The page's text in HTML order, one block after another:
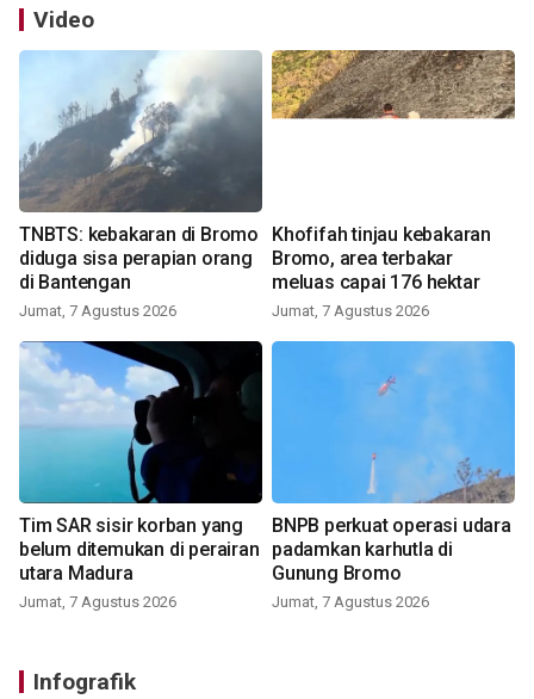
Video
TNBTS: kebakaran di Bromo
diduga sisa perapian orang
di Bantengan
Jumat, 7 Agustus 2026
Khofifah tinjau kebakaran
Bromo, area terbakar
meluas capai 176 hektar
Jumat, 7 Agustus 2026
Tim SAR sisir korban yang
belum ditemukan di perairan
utara Madura
Jumat, 7 Agustus 2026
BNPB perkuat operasi udara
padamkan karhutla di
Gunung Bromo
Jumat, 7 Agustus 2026
Infografik